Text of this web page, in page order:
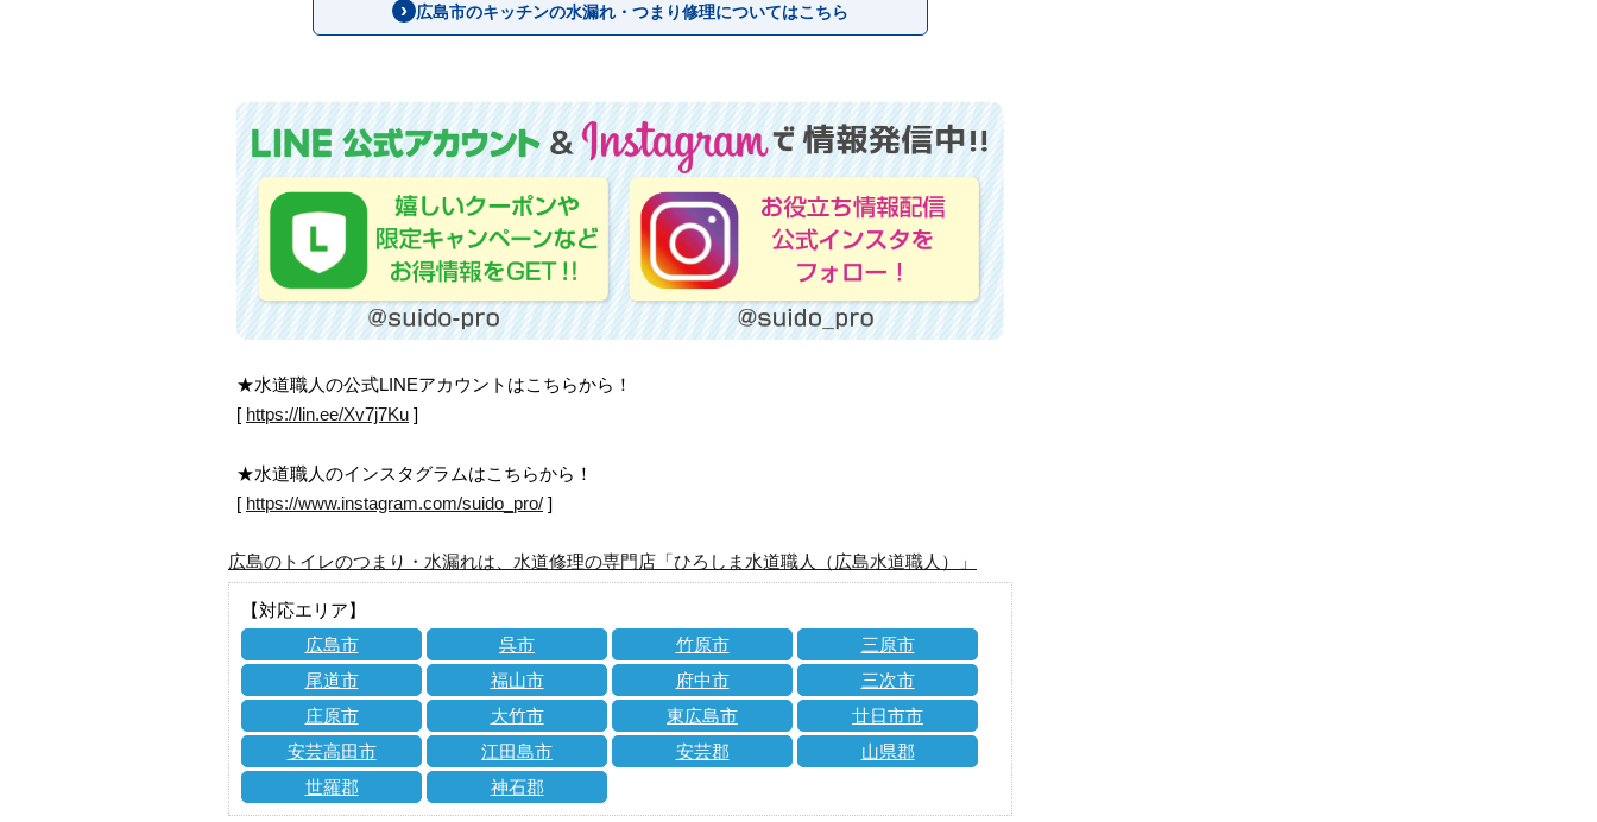
広島市のキッチンの水漏れ・つまり修理についてはこちら
★水道職人の公式LINEアカウントはこちらから！
[ https://lin.ee/Xv7j7Ku ]
★水道職人のインスタグラムはこちらから！
[ https://www.instagram.com/suido_pro/ ]
広島のトイレのつまり・水漏れは、水道修理の専門店「ひろしま水道職人（広島水道職人）」
【対応エリア】
広島市
呉市 竹原市
三原市
尾道市
福山市 府中市
三次市
庄原市
大竹市 東広島市
廿日市市
安芸高田市
江田島市 安芸郡
山県郡
世羅郡
神石郡